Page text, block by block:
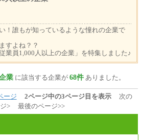
！誰もが知っているような憧れの企業で
すよね？？
業員1,000人以上の企業」を特集しました♪
業 に該当する企業が 68件 ありました。
ージ 2ページ中の3ページ目を表示
次の
>
最後のページ>>